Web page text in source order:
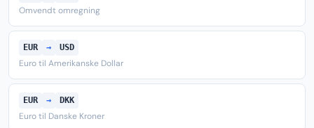
Omvendt omregning
EUR → USD
Euro til Amerikanske Dollar
EUR → DKK
Euro til Danske Kroner